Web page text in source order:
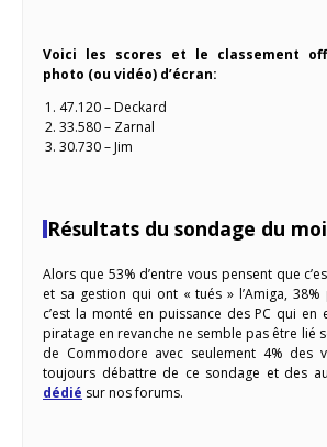
Voici les scores et le classement
photo (ou vidéo) d’écran:
47.120 – Deckard
33.580 – Zarnal
30.730 – Jim
Résultats du sondage du
Alors que 53% d’entre vous pensent que
et sa gestion qui ont « tués » l’Amiga,
c’est la monté en puissance des PC qui en
piratage en revanche ne semble pas être lié
de Commodore avec seulement 4% des
toujours débattre de ce sondage et des
dédié sur nos forums.